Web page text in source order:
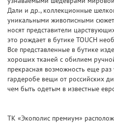
Дали и др., коллекционные
уникальными живописными
носят представители
это рождает в бутике TOUCH
Все представленные в бутике
хороших тканей с обилием
прекрасная возможность еще раз
гардеробе вещи от российских
чем быть одетым в известные
ТК «Экополис премиум»